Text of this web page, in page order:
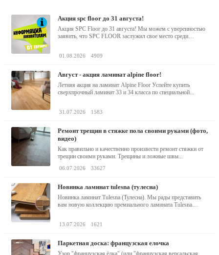
акция spc floor до 31 августа!
Акция SPC Floor до 31 августа! Мы можем с уверенностью
заявить, что SPC FLOOR заслужил свое место среди
01.08.2026 4909
август - акция ламинат alpine floor!
Летняя акция на ламинат Alpine Floor Успейте купить
сверхпрочный ламинат 33 и 34 класса по специальной...
31.07.2026 1583
ремонт трещин в стяжке пола своими руками (фото,
видео)
Как правильно и качественно произвести ремонт стяжки от
трещин своими руками. Трещины и ложные швы...
06.07.2026 33627
новинка ламинат tulesna (тулесна)
Новинка ламинат Tulesna (Тулесна). Мы рады представить
вам новую коллекцию премиального ламината Tulesna
13.07.2026 1621
паркетная доска: французская елочка
Узор "французская ёлка" (или "французская версальская